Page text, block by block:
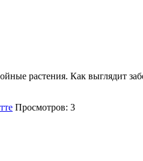
растения. Как выглядит
Просмотров: 3